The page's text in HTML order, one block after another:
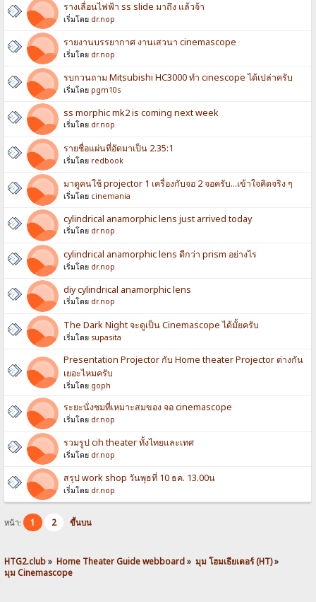
รางเลื่อนไฟฟ้า ss slide มาถึง แล้วจ้า
เริ่มโดย dr.nop
รายงานบรรยากาศ งานเสวนา cinemascope
เริ่มโดย dr.nop
รบกวนถาม Mitsubishi HC3000 ทำ cinescope ได้เปล่าครับ
เริ่มโดย pgm10s
ss morphic mk2 is coming next week
เริ่มโดย dr.nop
รายชื่อแผ่นที่อัดมาเป็น 2.35:1
เริ่มโดย redbook
มาดูคนใช้ projector 1 เครื่องกับจอ 2 จอครับ...เข้าใจคิดจริง ๆ
เริ่มโดย cinemania
cylindrical anamorphic lens just arrived today
เริ่มโดย dr.nop
cylindrical anamorphic lens ดีกว่า prism อย่างไร
เริ่มโดย dr.nop
diy cylindrical anamorphic lens
เริ่มโดย dr.nop
The Dark Night จะดูเป็น Cinemascope ได้มั้ยครับ
เริ่มโดย supasita
Presentation Projector กับ Home theater Projector ต่างกัน
เยอะไหมครับ
เริ่มโดย goph
ระยะนั่งชมที่เหมาะสมของ จอ cinemascope
เริ่มโดย dr.nop
รวมรูป cih theater ทั้งไทยและเทศ
เริ่มโดย dr.nop
สรุป work shop วันพุธที่ 10 ธค. 13.00น
เริ่มโดย dr.nop
หน้า: 1 2 ขึ้นบน
HTG2.club» Home Theater Guide webboard» มุม โฮมเธียเตอร์ (HT)»
มุม Cinemascope